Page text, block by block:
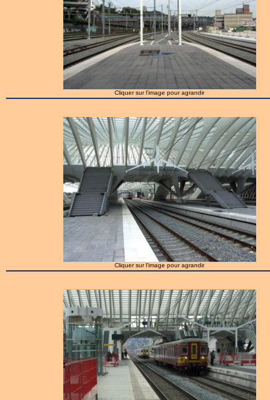
Cliquer sur l'image pour agrandir
Cliquer sur l'image pour agrandir